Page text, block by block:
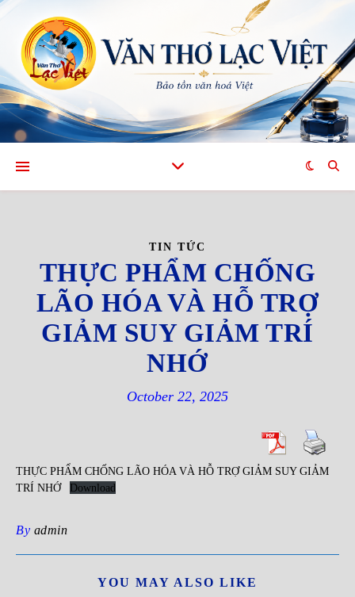
TIN TỨC
THỰC PHẨM CHỐNG
LÃO HÓA VÀ HỖ TRỢ
GIẢM SUY GIẢM TRÍ
NHỚ
October 22, 2025
THỰC PHẨM CHỐNG LÃO HÓA VÀ HỖ TRỢ GIẢM SUY GIẢM
TRÍ NHỚ
Download
By admin
YOU MAY ALSO LIKE